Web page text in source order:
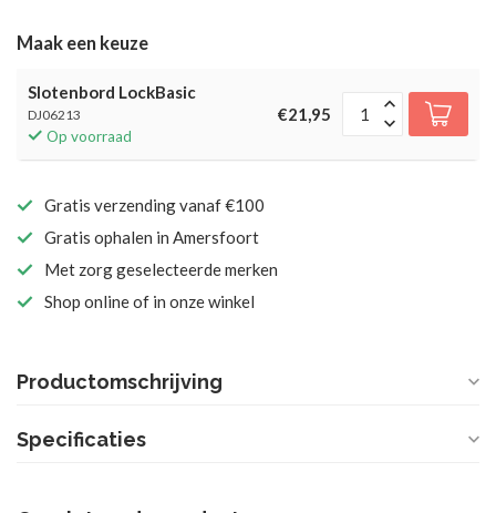
Maak een keuze
Slotenbord LockBasic
DJ06213
Op voorraad
€21,95
Gratis verzending vanaf €100
Gratis ophalen in Amersfoort
Met zorg geselecteerde merken
Shop online of in onze winkel
Productomschrijving
Specificaties